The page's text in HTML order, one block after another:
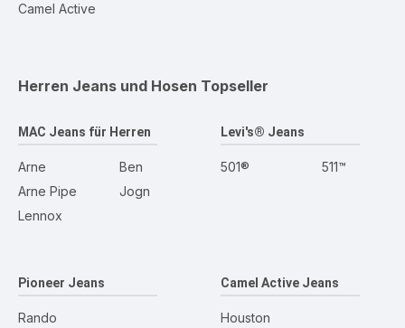
Camel Active
Herren Jeans und Hosen Topseller
MAC Jeans für Herren
Arne
Arne Pipe
Lennox
Ben
Jogn
Levi's® Jeans
501® 511™
Pioneer Jeans
Rando
Camel Active Jeans
Houston